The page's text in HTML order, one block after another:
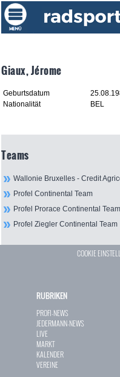
Giaux, Jérome
Geburtsdatum
Nationalität
BEL
Teams
Wallonie Bruxelles - Credit
Profel Continental Team
Profel Prorace Continental Team
Profel Ziegler Continental Team
COOKIE
RUBRIKEN
PROFI-NEWS
JEDERMANN-NEWS
LIVE
MARKT
KALENDER
VEREINE